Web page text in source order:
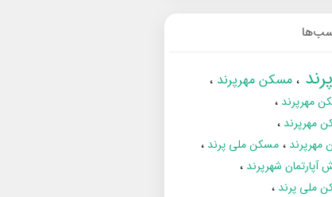
مسکن مهرپرند
مهرپرند
مهرپرند
مسکن ملی پرند
شهرپرند
ملی پرند